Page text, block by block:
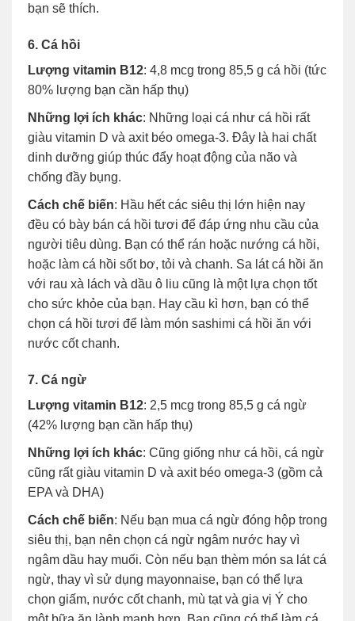
bạn sẽ thích.
6. Cá hồi
Lượng vitamin B12: 4,8 mcg trong 85,5 g cá hồi (tức
80% lượng bạn cần hấp thụ)
Những lợi ích khác: Những loại cá như cá hồi rất
giàu vitamin D và axit béo omega-3. Đây là hai chất
dinh dưỡng giúp thúc đẩy hoạt động của não và
chống đầy bụng.
Cách chế biến: Hầu hết các siêu thị lớn hiện nay
đều có bày bán cá hồi tươi để đáp ứng nhu cầu của
người tiêu dùng. Bạn có thể rán hoặc nướng cá hồi,
hoặc làm cá hồi sốt bơ, tỏi và chanh. Sa lát cá hồi ăn
với rau xà lách và dầu ô liu cũng là một lựa chọn tốt
cho sức khỏe của bạn. Hay cầu kì hơn, bạn có thể
chọn cá hồi tươi để làm món sashimi cá hồi ăn với
nước cốt chanh.
7. Cá ngừ
Lượng vitamin B12: 2,5 mcg trong 85,5 g cá ngừ
(42% lượng bạn cần hấp thụ)
Những lợi ích khác: Cũng giống như cá hồi, cá ngừ
cũng rất giàu vitamin D và axit béo omega-3 (gồm cả
EPA và DHA)
Cách chế biến: Nếu bạn mua cá ngừ đóng hộp trong
siêu thị, bạn nên chọn cá ngừ ngâm nước hay vì
ngâm dầu hay muối. Còn nếu bạn thèm món sa lát cá
ngừ, thay vì sử dụng mayonnaise, bạn có thể lựa
chọn giấm, nước cốt chanh, mù tạt và gia vị Ý cho